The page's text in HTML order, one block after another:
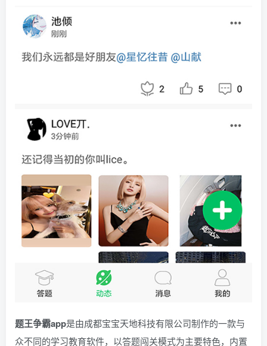
题王争霸app是由成都宝宝天地科技有限公司制作的一款与
众不同的学习教育软件，以答题闯关模式为主要特色，内置